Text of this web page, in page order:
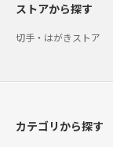
ストアから探す
切手・はがきストア
カテゴリから探す